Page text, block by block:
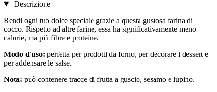
Descrizione
Rendi ogni tuo dolce speciale grazie a questa gustosa farina di
cocco. Rispetto ad altre farine, essa ha significativamente meno
calorie, ma più fibre e proteine.
Modo d'uso: perfetta per prodotti da forno, per decorare i dessert e
per addensare le salse.
Nota: può contenere tracce di frutta a guscio, sesamo e lupino.